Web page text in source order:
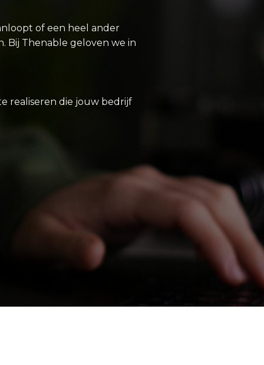
of een heel ander
Bij Thenable geloven we in
realiseren die jouw bedrijf